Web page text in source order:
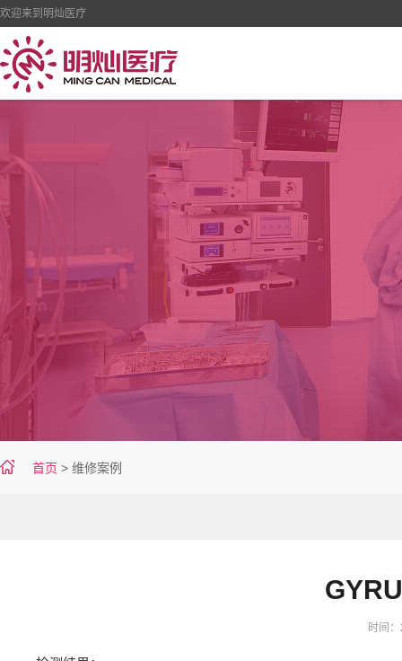
欢迎来到明灿医疗
首页 > 维修案例
时间